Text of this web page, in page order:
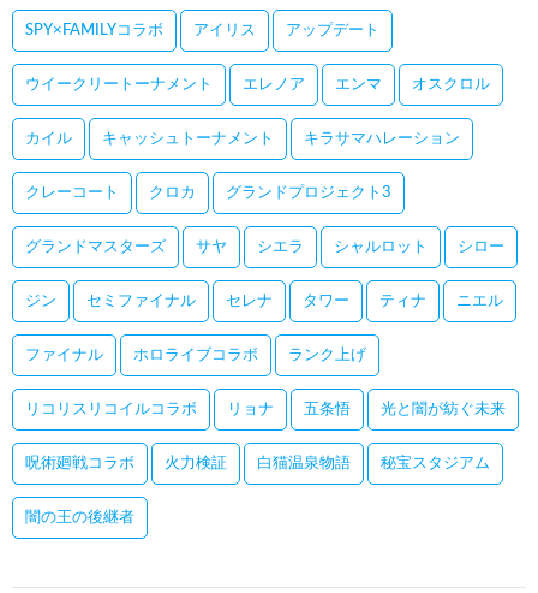
SPY×FAMILYコラボ アイリス アップデート
ウイークリートーナメント エレノア エンマ オスクロル
カイル キャッシュトーナメント キラサマハレーション
クレーコート クロカ グランドプロジェクト3
グランドマスターズ サヤ シエラ シャルロット シロー
ジン セミファイナル セレナ タワー ティナ ニエル
ファイナル ホロライブコラボ ランク上げ
リコリスリコイルコラボ リョナ 五条悟 光と闇が紡ぐ未来
呪術廻戦コラボ 火力検証 白猫温泉物語 秘宝スタジアム
闇の王の後継者